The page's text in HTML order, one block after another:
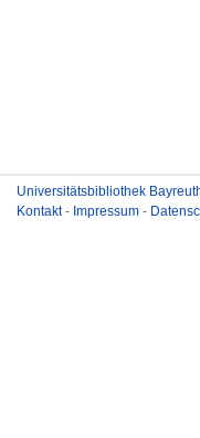
Universitätsbibliothek
Kontakt- Impressum -